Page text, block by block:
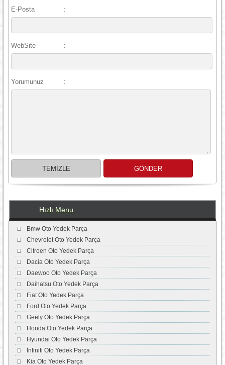
E-Posta :
WebSite :
Yorumunuz :
Hızlı Menu
Bmw Oto Yedek Parça
Chevrolet Oto Yedek Parça
Citroen Oto Yedek Parça
Dacia Oto Yedek Parça
Daewoo Oto Yedek Parça
Daihatsu Oto Yedek Parça
Fiat Oto Yedek Parça
Ford Oto Yedek Parça
Geely Oto Yedek Parça
Honda Oto Yedek Parça
Hyundai Oto Yedek Parça
İnfiniti Oto Yedek Parça
Kia Oto Yedek Parça